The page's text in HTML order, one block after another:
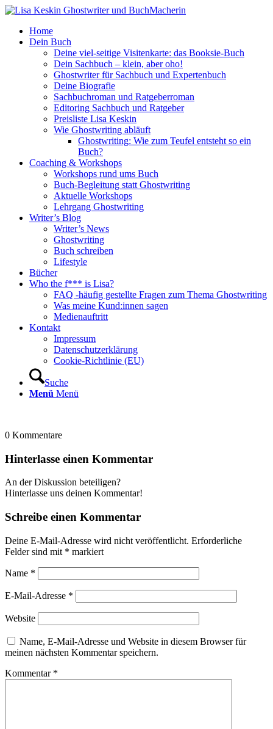
Home
Dein Buch
Deine viel-seitige Visitenkarte: das Booksie-Buch
Dein Sachbuch – klein, aber oho!
Ghostwriter für Sachbuch und Expertenbuch
Deine Biografie
Sachbuchroman und Ratgeberroman
Editoring Sachbuch und Ratgeber
Preisliste Lisa Keskin
Wie Ghostwriting abläuft
Ghostwriting: Wie zum Teufel entsteht so ein
Buch?
Coaching & Workshops
Workshops rund ums Buch
Buch-Begleitung statt Ghostwriting
Aktuelle Workshops
Lehrgang Ghostwriting
Writer’s Blog
Writer’s News
Ghostwriting
Buch schreiben
Lifestyle
Bücher
Who the f*** is Lisa?
FAQ -häufig gestellte Fragen zum Thema Ghostwriting
Was meine Kund:innen sagen
Medienauftritt
Kontakt
Impressum
Datenschutzerklärung
Cookie-Richtlinie (EU)
Suche
Menü Menü
0 Kommentare
Hinterlasse einen Kommentar
An der Diskussion beteiligen?
Hinterlasse uns deinen Kommentar!
Schreibe einen Kommentar
Deine E-Mail-Adresse wird nicht veröffentlicht. Erforderliche
Felder sind mit * markiert
Name *
E-Mail-Adresse *
Website
Name, E-Mail-Adresse und Website in diesem Browser für
meinen nächsten Kommentar speichern.
Kommentar *